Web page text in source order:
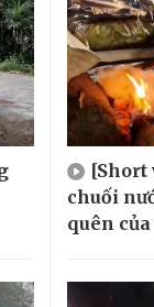
[Short
chuối
quên